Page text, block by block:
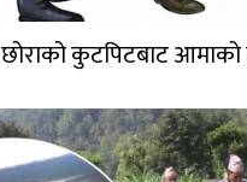
छोराको कुटपिटबाट आमाको